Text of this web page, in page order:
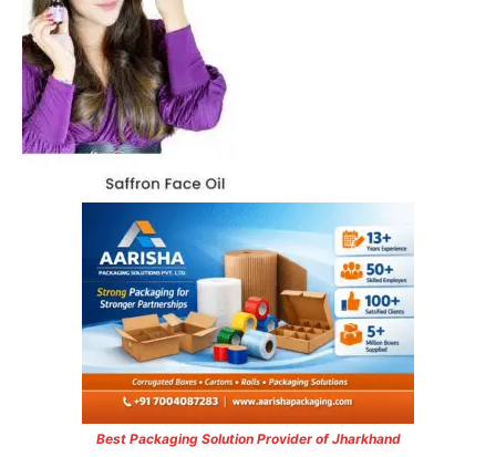
Best Packaging Solution Provider of Jharkhand